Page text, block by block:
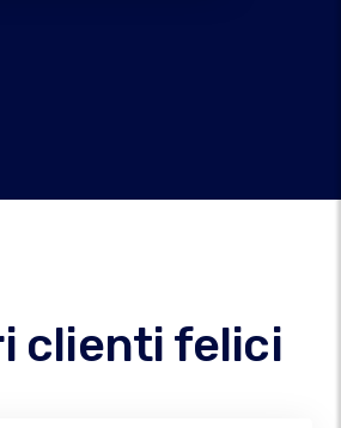
clienti felici